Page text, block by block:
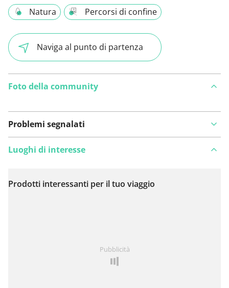
Natura Percorsi di confine
Naviga al punto di partenza
Foto della community
Problemi segnalati
Visualizza sulla mappa
Luoghi di interesse
Prodotti interessanti per il tuo viaggio
Pubblicità